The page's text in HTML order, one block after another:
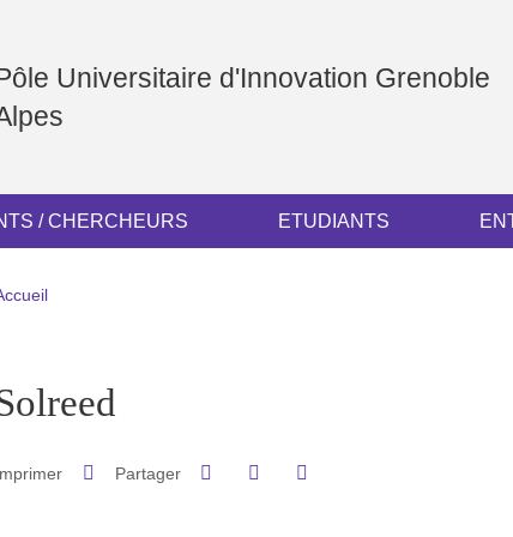
Universitaire d'Innovation Grenoble
/ CHERCHEURS ETUDIANTS
d'Ariane
Sidebar
Partager Partager sur Facebook
Partager sur LinkedIn